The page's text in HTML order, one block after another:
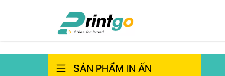
SẢN PHẨM IN ẤN